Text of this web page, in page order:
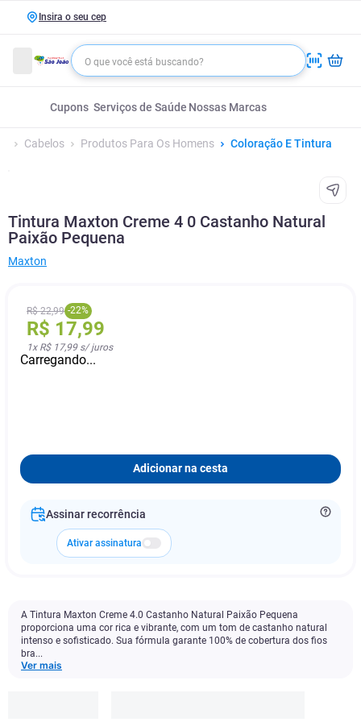
Insira o seu cep
Cupons Serviços de Saúde Nossas Marcas
Cabelos Produtos Para Os Homens Coloração E Tintura
Tintura Maxton Creme 4 0 Castanho Natural
Paixão Pequena
Maxton
R$ 22,99 -22%
R$ 17,99
1x R$ 17,99s/ juros
Carregando...
Adicionar na cesta
Assinar recorrência
Ativar assinatura
A Tintura Maxton Creme 4.0 Castanho Natural Paixão Pequena
proporciona uma cor rica e vibrante, com um tom de castanho natural
intenso e sofisticado. Sua fórmula garante 100% de cobertura dos fios
bra...
Ver mais